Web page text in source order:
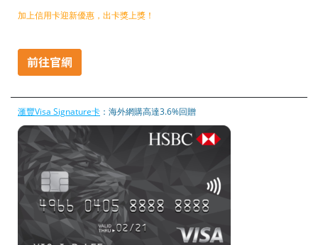
加上信用卡迎新優惠，出卡獎上獎！
滙豐Visa Signature卡 ：海外網購高達3.6%回贈